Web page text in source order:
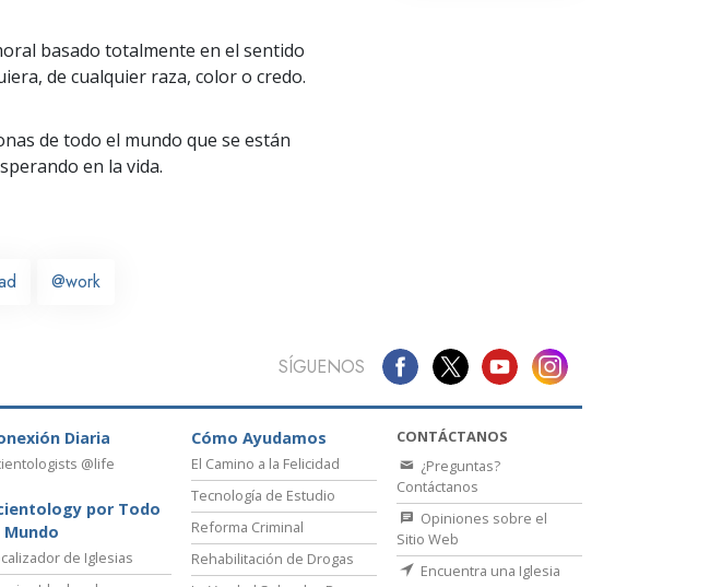
basado totalmente en el sentido
de cualquier raza, color o credo.
de todo el mundo que se están
en la vida.
@work
SÍGUENOS
Diaria
@life
por Todo
Mundo
de Iglesias
Cómo Ayudamos
El Camino a la Felicidad
Tecnología de Estudio
Reforma Criminal
Rehabilitación de Drogas
CONTÁCTANOS
¿Preguntas?
Contáctanos
Opiniones sobre el
Sitio Web
Encuentra una Iglesia